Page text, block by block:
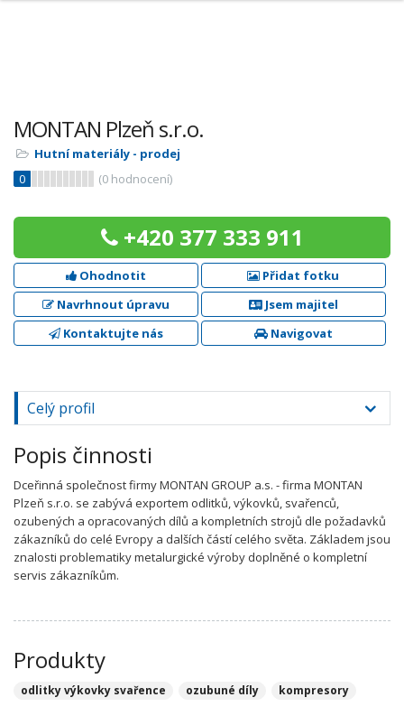
MONTAN Plzeň s.r.o.
Hutní materiály - prodej
0
(0 hodnocení)
+420 377 333 911
Ohodnotit
Přidat fotku
Navrhnout úpravu
Jsem majitel
Kontaktujte nás
Navigovat
Celý profil
Popis činnosti
Dceřinná společnost firmy MONTAN GROUP a.s. - firma MONTAN
Plzeň s.r.o. se zabývá exportem odlitků, výkovků, svařenců,
ozubených a opracovaných dílů a kompletních strojů dle požadavků
zákazníků do celé Evropy a dalších částí celého světa. Základem jsou
znalosti problematiky metalurgické výroby doplněné o kompletní
servis zákazníkům.
Produkty
odlitky výkovky svařence ozubuné díly kompresory